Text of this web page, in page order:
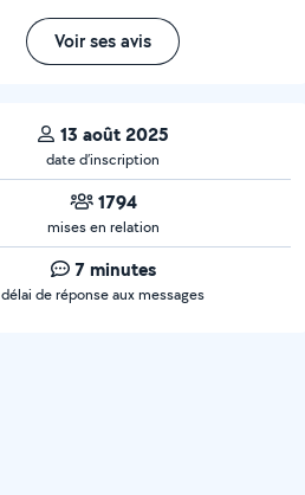
Voir ses avis
13 août 2025
date d’inscription
1794
mises en relation
7 minutes
délai de réponse aux messages